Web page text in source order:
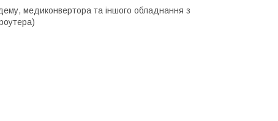
медиконвертора та іншого обладнання з